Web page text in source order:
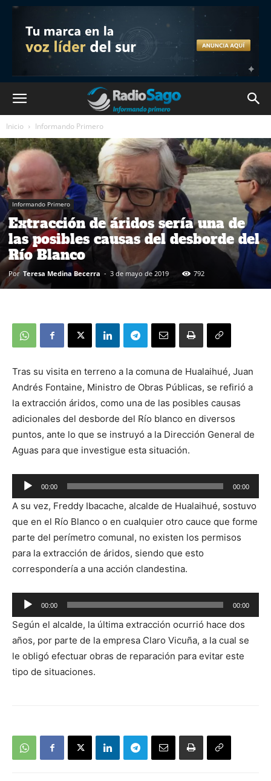
Inicio Informando Primero
Informando Primero
Extracción de áridos sería una de
las posibles causas del desborde del
Río Blanco
Por Teresa Medina Becerra - 3 de mayo de 2019 792
Tras su visita en terreno a la comuna de Hualaihué, Juan
Andrés Fontaine, Ministro de Obras Públicas, se refirió a
la extracción áridos, como una de las posibles causas
adicionales del desborde del Río blanco en diversos
puntos, ante lo que se instruyó a la Dirección General de
Aguas para que investigue esta situación.
Reproductor
de
audio
00:00 00:00
A su vez, Freddy Ibacache, alcalde de Hualaihué, sostuvo
que en el Río Blanco o en cualquier otro cauce que forme
parte del perímetro comunal, no existen los permisos
para la extracción de áridos, siendo que esto
correspondería a una acción clandestina.
Reproductor
de
audio
00:00 00:00
Según el alcalde, la última extracción ocurrió hace dos
años, por parte de la empresa Claro Vicuña, a la cual se
le obligó efectuar obras de reparación para evitar este
tipo de situaciones.